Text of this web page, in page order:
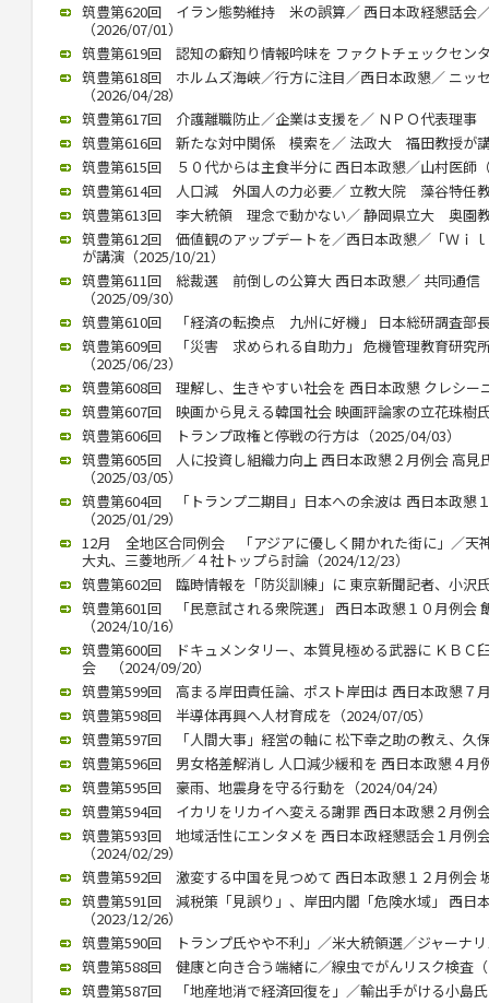
筑豊第620回 イラン態勢維持 米の誤算／ 西日本政経懇話会
（2026/07/01）
筑豊第619回 認知の癖知り情報吟味を ファクトチェックセ
筑豊第618回 ホルムズ海峡／行方に注目／西日本政懇／ ニッ
（2026/04/28）
筑豊第617回 介護離職防止／企業は支援を／ ＮＰＯ代表理
筑豊第616回 新たな対中関係 模索を／ 法政大 福田教授が
筑豊第615回 ５０代からは主食半分に 西日本政懇／山村医師
筑豊第614回 人口減 外国人の力必要／ 立教大院 藻谷特任
筑豊第613回 李大統領 理念で動かない／ 静岡県立大 奥園
筑豊第612回 価値観のアップデートを／西日本政懇／「Ｗ
が講演（2025/10/21）
筑豊第611回 総裁選 前倒しの公算大 西日本政懇／ 共同通
（2025/09/30）
筑豊第610回 「経済の転換点 九州に好機」 日本総研調査部
筑豊第609回 「災害 求められる自助力」 危機管理教育研究
（2025/06/23）
筑豊第608回 理解し、生きやすい社会を 西日本政懇 クレシー
筑豊第607回 映画から見える韓国社会 映画評論家の立花珠樹
筑豊第606回 トランプ政権と停戦の行方は（2025/04/03）
筑豊第605回 人に投資し組織力向上 西日本政懇２月例会 高見
（2025/03/05）
筑豊第604回 「トランプ二期目」日本への余波は 西日本政懇
（2025/01/29）
12月 全地区合同例会 「アジアに優しく開かれた街に」／天
大丸、三菱地所／４社トップら討論（2024/12/23）
筑豊第602回 臨時情報を「防災訓練」に 東京新聞記者、小沢
筑豊第601回 「民意試される衆院選」 西日本政懇１０月例会
（2024/10/16）
筑豊第600回 ドキュメンタリー、本質見極める武器に ＫＢＣ
会 （2024/09/20）
筑豊第599回 高まる岸田責任論、ポスト岸田は 西日本政懇７
筑豊第598回 半導体再興へ人材育成を（2024/07/05）
筑豊第597回 「人間大事」経営の軸に 松下幸之助の教え、久
筑豊第596回 男女格差解消し 人口減少緩和を 西日本政懇４月
筑豊第595回 豪雨、地震身を守る行動を（2024/04/24）
筑豊第594回 イカリをリカイへ変える謝罪 西日本政懇２月例
筑豊第593回 地域活性にエンタメを 西日本政経懇話会１月例
（2024/02/29）
筑豊第592回 激変する中国を見つめて 西日本政懇１２月例会
筑豊第591回 減税策「見誤り」、岸田内閣「危険水域」 西日
（2023/12/26）
筑豊第590回 トランプ氏やや不利」／米大統領選／ジャーナ
筑豊第588回 健康と向き合う端緒に／線虫でがんリスク検査
筑豊第587回 「地産地消で経済回復を」／輸出手がける小島